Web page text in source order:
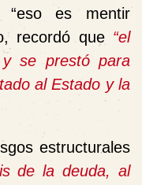
“eso es mentir
recordó que “el
se prestó para
al Estado y la
estructurales
de la deuda, al